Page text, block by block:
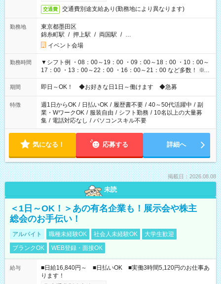
交通費 交通費別途支給あり(勤務地により異なります)
勤務地
東京都墨田区
錦糸町駅 / 押上駅 / 両国駅 / …
イベント会場
勤務時間
▼シフト例 ・08：00～19：00 ・09：00～18：00 ・10：00～
17：00 ・13：00～22：00 ・16：00～21：00 など多数！ ※お
仕事により勤務時間が異なります
期間 即日～OK！ ◆お好きな日1日～働けます ◆急募
特徴 週1日からOK / 日払いOK / 履歴書不要 / 40～50代活躍中 / 副
業・WワークOK / 服装自由 / シフト勤務 / 10名以上の大量募
集 / 電話対応なし / パソコンスキル不要
気になる！ 応募する 詳細へ
掲載日：2026.08.08
未読
＜1日～OK！＞あの有名企業も！展示会や株主
総会のお手伝い！
アルバイト 職種未経験OK 社会人未経験OK
大学生歓迎
ブランクOK
WEB登録・面接OK
給与
■日給16,840円～ ■日払いOK ■実働3時間5,120円のお仕事あ
ります！